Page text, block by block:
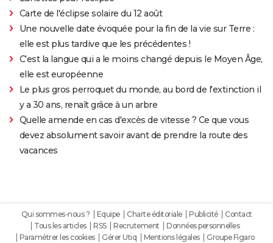
Carte de l'éclipse solaire du 12 août
Une nouvelle date évoquée pour la fin de la vie sur Terre :
elle est plus tardive que les précédentes !
C'est la langue qui a le moins changé depuis le Moyen Âge,
elle est européenne
Le plus gros perroquet du monde, au bord de l'extinction il
y a 30 ans, renaît grâce à un arbre
Quelle amende en cas d'excès de vitesse ? Ce que vous
devez absolument savoir avant de prendre la route des
vacances
Qui sommes-nous ? Equipe Charte éditoriale Publicité
Contact
Tous les articles
RSS Recrutement
Données personnelles
Paramétrer les cookies
Gérer Utiq Mentions légales
Groupe Figaro